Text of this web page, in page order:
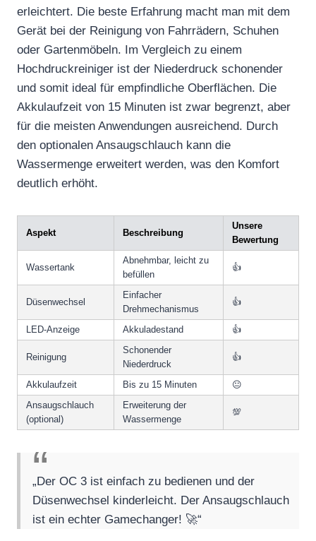
erleichtert. Die beste Erfahrung macht man mit dem
Gerät bei der Reinigung von Fahrrädern, Schuhen
oder Gartenmöbeln. Im Vergleich zu einem
Hochdruckreiniger ist der Niederdruck schonender
und somit ideal für empfindliche Oberflächen. Die
Akkulaufzeit von 15 Minuten ist zwar begrenzt, aber
für die meisten Anwendungen ausreichend. Durch
den optionalen Ansaugschlauch kann die
Wassermenge erweitert werden, was den Komfort
deutlich erhöht.
Aspekt Beschreibung
Unsere
Bewertung
Wassertank
Abnehmbar, leicht zu
befüllen
👍
Düsenwechsel
Einfacher
Drehmechanismus
👍
LED-Anzeige Akkuladestand 👍
Reinigung
Schonender
Niederdruck
👍
Akkulaufzeit Bis zu 15 Minuten
😐
Ansaugschlauch
(optional)
Erweiterung der
Wassermenge
💯
„Der OC 3 ist einfach zu bedienen und der
Düsenwechsel kinderleicht. Der Ansaugschlauch
ist ein echter Gamechanger! 🚀“